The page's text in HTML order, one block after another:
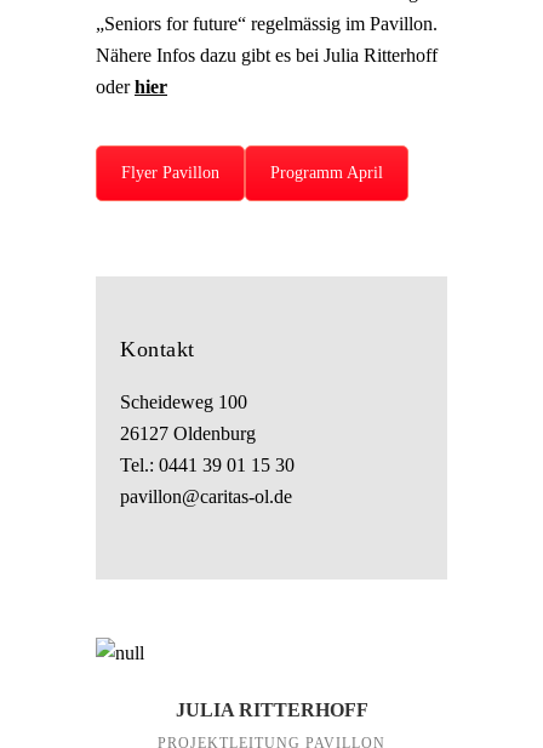
„Seniors for future“ regelmässig im Pavillon.
Nähere Infos dazu gibt es bei Julia Ritterhoff
oderhier
Flyer Pavillon Programm April
Kontakt
Scheideweg 100
26127 Oldenburg
Tel.: 0441 39 01 15 30
pavillon@caritas-ol.de
JULIA RITTERHOFF
PROJEKTLEITUNG PAVILLON